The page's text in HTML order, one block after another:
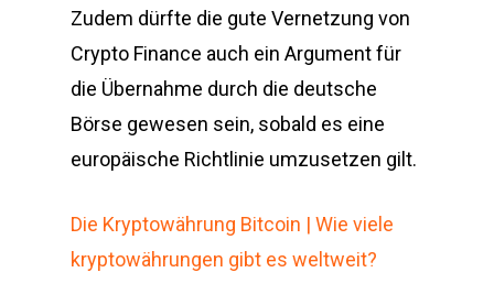
Zudem dürfte die gute Vernetzung von
Crypto Finance auch ein Argument für
die Übernahme durch die deutsche
Börse gewesen sein, sobald es eine
europäische Richtlinie umzusetzen gilt.
Die Kryptowährung Bitcoin | Wie viele
kryptowährungen gibt es weltweit?